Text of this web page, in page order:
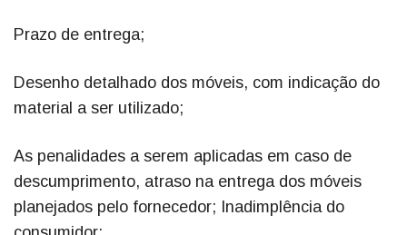
Prazo de entrega;
Desenho detalhado dos móveis, com indicação do
material a ser utilizado;
As penalidades a serem aplicadas em caso de
descumprimento, atraso na entrega dos móveis
planejados pelo fornecedor; Inadimplência do